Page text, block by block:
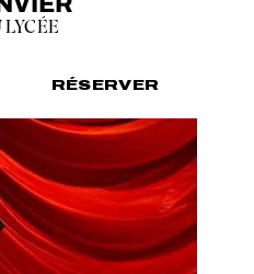
LYCÉE
RÉSERVER